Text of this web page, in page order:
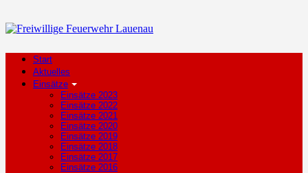
Start
Aktuelles
Einsätze
Einsätze 2023
Einsätze 2022
Einsätze 2021
Einsätze 2020
Einsätze 2019
Einsätze 2018
Einsätze 2017
Einsätze 2016